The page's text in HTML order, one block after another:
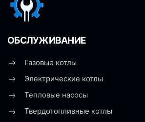
ОБСЛУЖИВАНИЕ
Газовые котлы
Электрические котлы
Тепловые насосы
Твердотопливные котлы